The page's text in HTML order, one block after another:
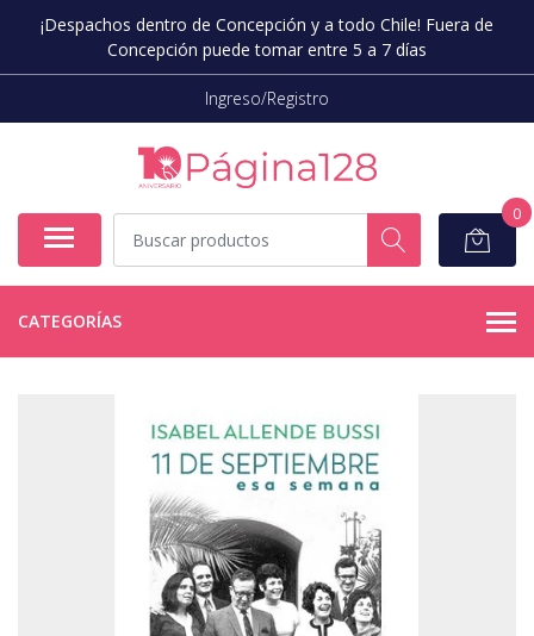
¡Despachos dentro de Concepción y a todo Chile! Fuera de
Concepción puede tomar entre 5 a 7 días
Ingreso/Registro
0
CATEGORÍAS